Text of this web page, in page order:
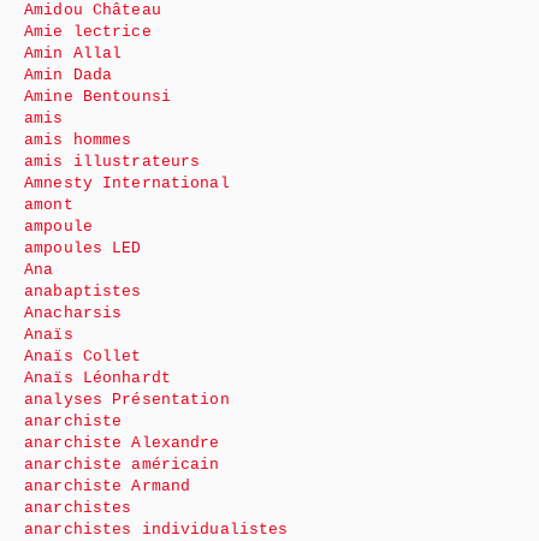
Amidou Château
Amie lectrice
Amin Allal
Amin Dada
Amine Bentounsi
amis
amis hommes
amis illustrateurs
Amnesty International
amont
ampoule
ampoules LED
Ana
anabaptistes
Anacharsis
Anaïs
Anaïs Collet
Anaïs Léonhardt
analyses Présentation
anarchiste
anarchiste Alexandre
anarchiste américain
anarchiste Armand
anarchistes
anarchistes individualistes